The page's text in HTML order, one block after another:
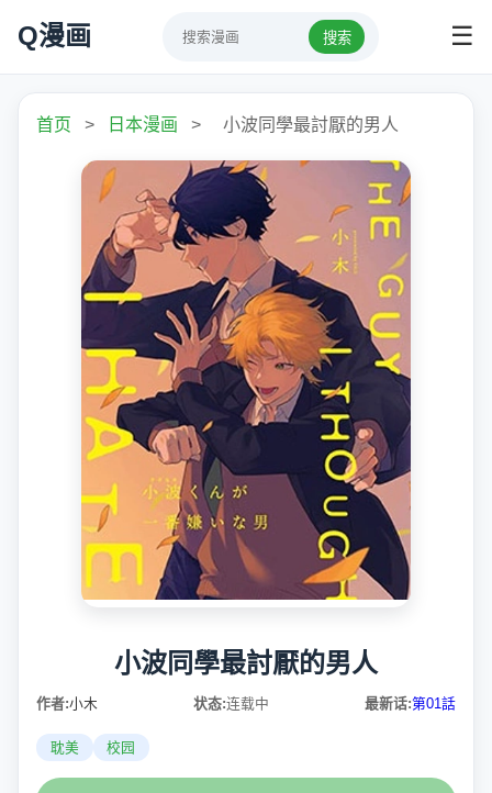
Q漫画 搜索 ☰
首页 > 日本漫画 > 小波同學最討厭的男人
小波同學最討厭的男人
作者:小木 状态:连载中 最新话:第01話
耽美 校园